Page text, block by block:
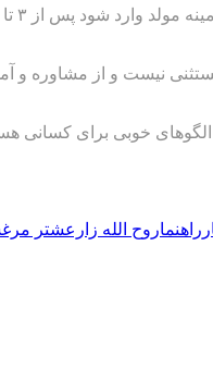
مستثنی نیست و از مشاوره
خوبی برای کسانی
راهنماروح الله زارعشتر مرغ